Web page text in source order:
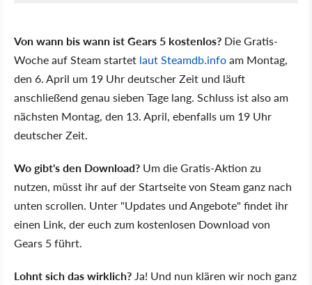
Von wann bis wann ist Gears 5 kostenlos? Die Gratis-
Woche auf Steam startet laut Steamdb.infoam Montag,
den 6. April um 19 Uhr deutscher Zeit und läuft
anschließend genau sieben Tage lang. Schluss ist also am
nächsten Montag, den 13. April, ebenfalls um 19 Uhr
deutscher Zeit.
Wo gibt's den Download? Um die Gratis-Aktion zu
nutzen, müsst ihr auf der Startseite von Steam ganz nach
unten scrollen. Unter "Updates und Angebote" findet ihr
einen Link, der euch zum kostenlosen Download von
Gears 5 führt.
Lohnt sich das wirklich?Ja! Und nun klären wir noch ganz